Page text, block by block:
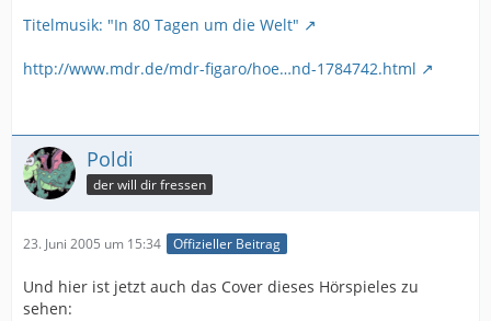
Titelmusik: "In 80 Tagen um die Welt"
http://www.mdr.de/mdr-figaro/hoe…nd-1784742.html
Poldi
der will dir fressen
23. Juni 2005 um 15:34 Offizieller Beitrag
Und hier ist jetzt auch das Cover dieses Hörspieles zu
sehen: